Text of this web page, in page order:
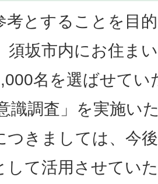
考とすることを目
須坂市内にお住ま
名を選ばせてい
識調査」を実施い
つきましては、今
して活用させてい